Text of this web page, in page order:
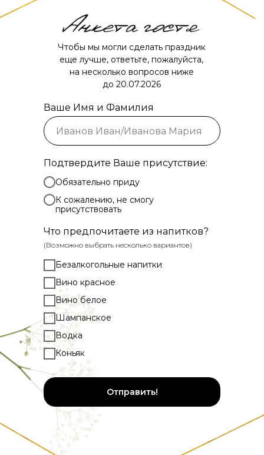
Чтобы мы могли сделать праздник
еще лучше, ответьте, пожалуйста,
на несколько вопросов ниже
до 20.07.2026
Ваше Имя и Фамилия
Подтвердите Ваше присутствие:
Обязательно приду
К сожалению, не смогу
присутствовать
Что предпочитаете из напитков?
(Возможно выбрать несколько вариантов)
Безалкогольные напитки
Вино красное
Вино белое
Шампанское
Водка
Коньяк
Отправить!